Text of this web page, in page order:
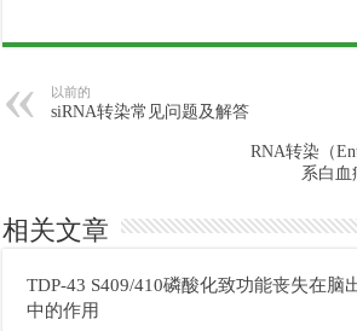
以前的
siRNA转染常见问题及解答
RNA转染（
系白血
相关文章
TDP-43 S409/410磷酸化致功能丧失在脑
中的作用